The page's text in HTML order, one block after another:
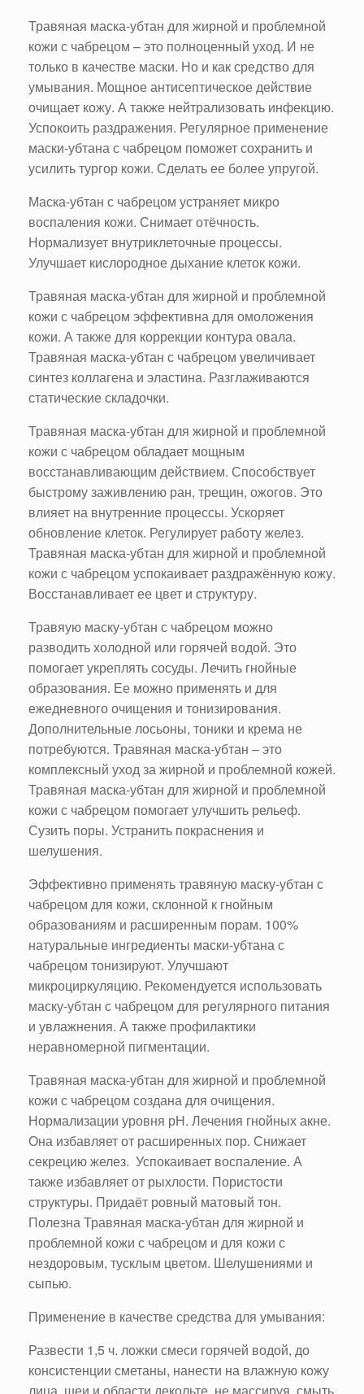
Травяная маска-убтан для жирной и проблемной
кожи с чабрецом – это полноценный уход. И не
только в качестве маски. Но и как средство для
умывания. Мощное антисептическое действие
очищает кожу. А также нейтрализовать инфекцию.
Успокоить раздражения. Регулярное применение
маски-убтана с чабрецом поможет сохранить и
усилить тургор кожи. Сделать ее более упругой.
Маска-убтан с чабрецом устраняет микро
воспаления кожи. Снимает отёчность.
Нормализует внутриклеточные процессы.
Улучшает кислородное дыхание клеток кожи.
Травяная маска-убтан для жирной и проблемной
кожи с чабрецом эффективна для омоложения
кожи. А также для коррекции контура овала.
Травяная маска-убтан с чабрецом увеличивает
синтез коллагена и эластина. Разглаживаются
статические складочки.
Травяная маска-убтан для жирной и проблемной
кожи с чабрецом обладает мощным
восстанавливающим действием. Способствует
быстрому заживлению ран, трещин, ожогов. Это
влияет на внутренние процессы. Ускоряет
обновление клеток. Регулирует работу желез.
Травяная маска-убтан для жирной и проблемной
кожи с чабрецом успокаивает раздражённую кожу.
Восстанавливает ее цвет и структуру.
Травяую маску-убтан с чабрецом можно
разводить холодной или горячей водой. Это
помогает укреплять сосуды. Лечить гнойные
образования. Ее можно применять и для
ежедневного очищения и тонизирования.
Дополнительные лосьоны, тоники и крема не
потребуются. Травяная маска-убтан – это
комплексный уход за жирной и проблемной кожей.
Травяная маска-убтан для жирной и проблемной
кожи с чабрецом помогает улучшить рельеф.
Сузить поры. Устранить покраснения и
шелушения.
Эффективно применять травяную маску-убтан с
чабрецом для кожи, склонной к гнойным
образованиям и расширенным порам. 100%
натуральные ингредиенты маски-убтана с
чабрецом тонизируют. Улучшают
микроциркуляцию. Рекомендуется использовать
маску-убтан с чабрецом для регулярного питания
и увлажнения. А также профилактики
неравномерной пигментации.
Травяная маска-убтан для жирной и проблемной
кожи с чабрецом создана для очищения.
Нормализации уровня рН. Лечения гнойных акне.
Она избавляет от расширенных пор. Снижает
секрецию желез. Успокаивает воспаление. А
также избавляет от рыхлости. Пористости
структуры. Придаёт ровный матовый тон.
Полезна Травяная маска-убтан для жирной и
проблемной кожи с чабрецом и для кожи с
нездоровым, тусклым цветом. Шелушениями и
сыпью.
Применение в качестве средства для умывания:
Развести 1,5 ч. ложки смеси горячей водой, до
консистенции сметаны, нанести на влажную кожу
лица, шеи и области декольте, не массируя, смыть